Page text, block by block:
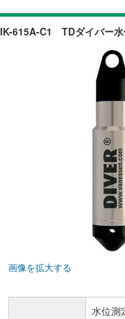
615A-C1 TDダイバー
画像を拡大する
水位測